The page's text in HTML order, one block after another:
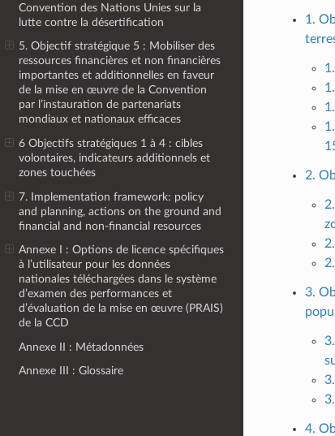
Convention des Nations Unies sur la
lutte contre la désertification
5. Objectif stratégique 5 : Mobiliser des
ressources financières et non financières
importantes et additionnelles en faveur
de la mise en œuvre de la Convention
par l’instauration de partenariats
mondiaux et nationaux efficaces
6 Objectifs stratégiques 1 à 4 : cibles
volontaires, indicateurs additionnels et
zones touchées
7. Implementation framework: policy
and planning, actions on the ground and
financial and non-financial resources
Annexe I : Options de licence spécifiques
à l’utilisateur pour les données
nationales téléchargées dans le système
d’examen des performances et
d’évaluation de la mise en œuvre (PRAIS)
de la CCD
Annexe II : Métadonnées
Annexe III : Glossaire
1.
2.
3.
4.